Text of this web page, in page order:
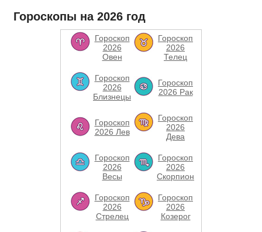
Гороскопы на 2026 год
Гороскоп
2026
Овен
Гороскоп
2026
Телец
Гороскоп
2026
Близнецы
Гороскоп
2026 Рак
Гороскоп
2026 Лев
Гороскоп
2026
Дева
Гороскоп
2026
Весы
Гороскоп
2026
Скорпион
Гороскоп
2026
Стрелец
Гороскоп
2026
Козерог